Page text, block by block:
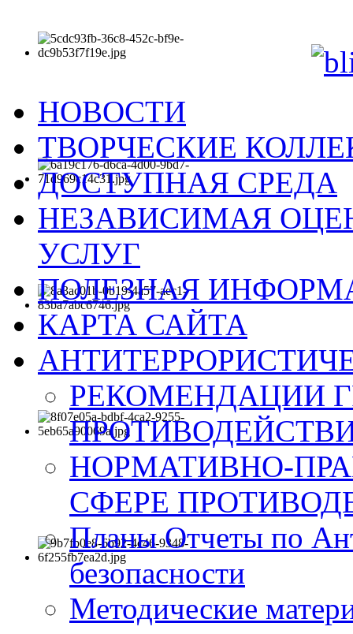
НОВОСТИ
ТВОРЧЕСКИЕ
ДОСТУПНАЯ СРЕДА
НЕЗАВИСИМАЯ
УСЛУГ
ПОЛЕЗНАЯ
КАРТА САЙТА
РЕКОМЕНДАЦИИ
НОРМАТИВНО-
СФЕРЕ
Планы Отчеты по
безопасности
Методические